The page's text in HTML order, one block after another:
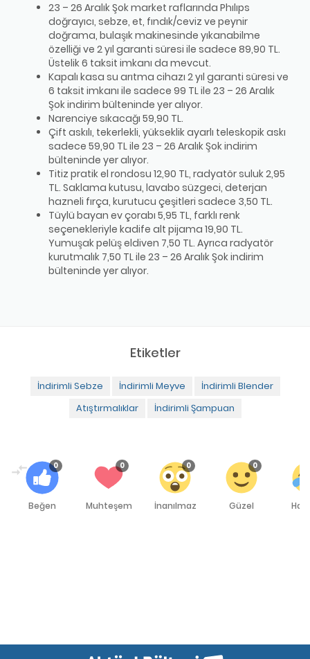
23 – 26 Aralık Şok market raflarında Phılıps
doğrayıcı, sebze, et, fındık/ceviz ve peynir
doğrama, bulaşık makinesinde yıkanabilme
özelliği ve 2 yıl garanti süresi ile sadece 89,90 TL.
Üstelik 6 taksit imkanı da mevcut.
Kapalı kasa su arıtma cihazı 2 yıl garanti süresi ve
6 taksit imkanı ile sadece 99 TL ile 23 – 26 Aralık
Şok indirim bülteninde yer alıyor.
Narenciye sıkacağı 59,90 TL.
Çift askılı, tekerlekli, yükseklik ayarlı teleskopik askı
sadece 59,90 TL ile 23 – 26 Aralık Şok indirim
bülteninde yer alıyor.
Titiz pratik el rondosu 12,90 TL, radyatör suluk 2,95
TL. Saklama kutusu, lavabo süzgeci, deterjan
hazneli fırça, kurutucu çeşitleri sadece 3,50 TL.
Tüylü bayan ev çorabı 5,95 TL, farklı renk
seçenekleriyle kadife alt pijama 19,90 TL.
Yumuşak pelüş eldiven 7,50 TL. Ayrıca radyatör
kurutmalık 7,50 TL ile 23 – 26 Aralık Şok indirim
bülteninde yer alıyor.
Etiketler
İndirimli Sebze İndirimli Meyve
İndirimli Blender
Atıştırmalıklar
İndirimli Şampuan
0
Beğen
0
Muhteşem
0
İnanılmaz
0
Güzel